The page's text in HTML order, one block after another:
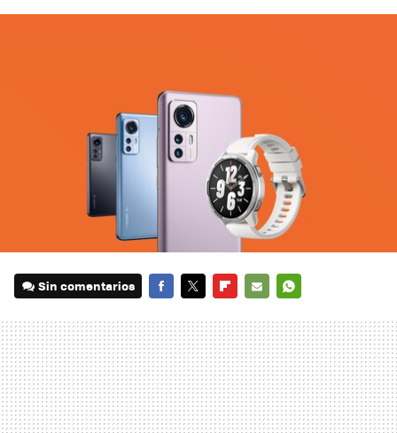
Sin comentarios
MAIL